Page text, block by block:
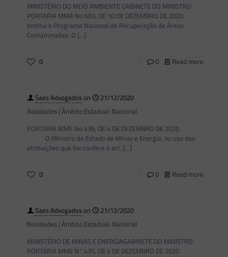
MINISTÉRIO DO MEIO AMBIENTE GABINETE DO MINISTRO
PORTARIA MMA No 603, DE 10 DE DEZEMBRO DE 2020
Institui o Programa Nacional de Recuperação de Áreas
Contaminadas. O […]
0 0 Read more
Saes Advogadoson
21/12/2020
Novidades | Âmbito Estadual: Nacional
PORTARIA MME No 436, DE 4 DE DEZEMBRO DE 2020
O Ministro de Estado de Minas e Energia, no uso das
atribuições que lhe confere o art. […]
0 0 Read more
Saes Advogadoson
21/12/2020
Novidades | Âmbito Estadual: Nacional
MINISTÉRIO DE MINAS E ENERGIAGABINETE DO MINISTRO
PORTARIA MME N° 435, DE 4 DE DEZEMBRO DE 2020